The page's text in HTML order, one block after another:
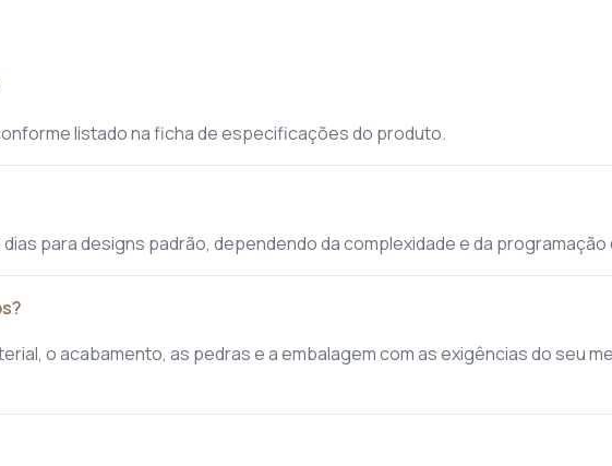
listado na ficha de especificações do produto.
para designs padrão, dependendo da complexidade e da
o acabamento, as pedras e a embalagem com as exigências do seu